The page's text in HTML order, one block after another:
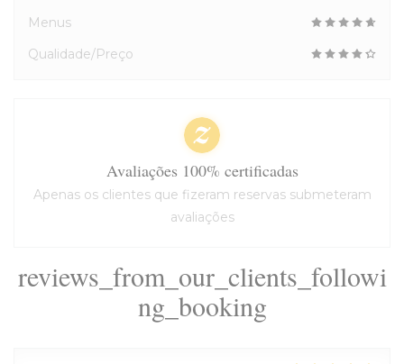
reviews_from_our_clients_followi
ng_booking
Menus
Qualidade/Preço
Avaliações 100% certificadas
Apenas os clientes que fizeram reservas submeteram
avaliações